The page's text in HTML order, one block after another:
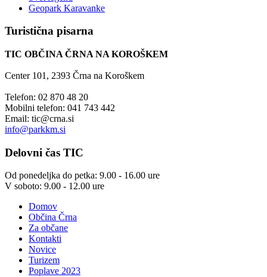
Geopark Karavanke
Turistična pisarna
TIC OBČINA ČRNA NA KOROŠKEM
Center 101, 2393 Črna na Koroškem
Telefon: 02 870 48 20
Mobilni telefon: 041 743 442
Email: tic@crna.si
info@parkkm.si
Delovni čas TIC
Od ponedeljka do petka: 9.00 - 16.00 ure
V soboto: 9.00 - 12.00 ure
Domov
Občina Črna
Za občane
Kontakti
Novice
Turizem
Poplave 2023